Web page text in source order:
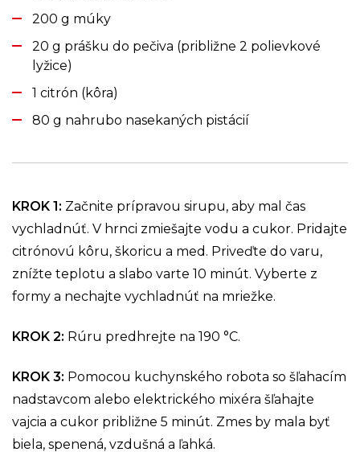
200 g múky
20 g prášku do pečiva (približne 2 polievkové
lyžice)
1 citrón (kôra)
80 g nahrubo nasekaných pistácií
KROK 1: Začnite prípravou sirupu, aby mal čas
vychladnúť. V hrnci zmiešajte vodu a cukor. Pridajte
citrónovú kôru, škoricu a med. Priveďte do varu,
znížte teplotu a slabo varte 10 minút. Vyberte z
formy a nechajte vychladnúť na mriežke.
KROK 2: Rúru predhrejte na 190 °C.
KROK 3: Pomocou kuchynského robota so šľahacím
nadstavcom alebo elektrického mixéra šľahajte
vajcia a cukor približne 5 minút. Zmes by mala byť
biela, spenená, vzdušná a ľahká.